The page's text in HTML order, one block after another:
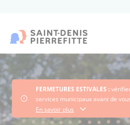
principal
FERMETURES ESTIVALES :
services municipaux avant de
Consultez les horaires
En savoir plus